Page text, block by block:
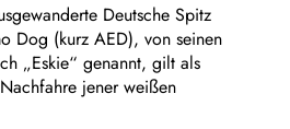
Deutsche Spitz
Dog (kurz AED), von seinen
„Eskie“ genannt, gilt als
jener weißen